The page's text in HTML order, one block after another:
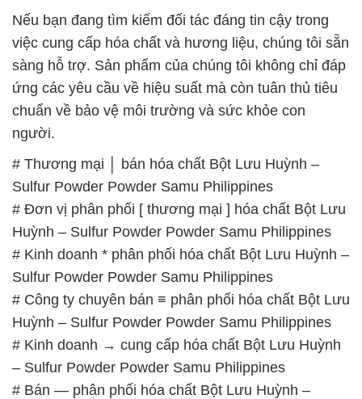
Nếu bạn đang tìm kiếm đối tác đáng tin cậy trong
việc cung cấp hóa chất và hương liệu, chúng tôi sẵn
sàng hỗ trợ. Sản phẩm của chúng tôi không chỉ đáp
ứng các yêu cầu về hiệu suất mà còn tuân thủ tiêu
chuẩn về bảo vệ môi trường và sức khỏe con
người.
# Thương mại │ bán hóa chất Bột Lưu Huỳnh –
Sulfur Powder Powder Samu Philippines
# Đơn vị phân phối [ thương mại ] hóa chất Bột Lưu
Huỳnh – Sulfur Powder Powder Samu Philippines
# Kinh doanh * phân phối hóa chất Bột Lưu Huỳnh –
Sulfur Powder Powder Samu Philippines
# Công ty chuyên bán ≡ phân phối hóa chất Bột Lưu
Huỳnh – Sulfur Powder Powder Samu Philippines
# Kinh doanh → cung cấp hóa chất Bột Lưu Huỳnh
– Sulfur Powder Powder Samu Philippines
# Bán — phân phối hóa chất Bột Lưu Huỳnh –